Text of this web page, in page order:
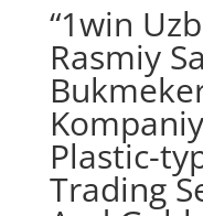
“1win
Rasmiy
Plastic-
Trading